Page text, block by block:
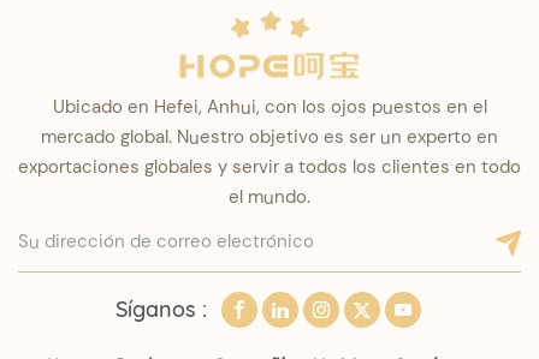
Ubicado en Hefei, Anhui, con los ojos puestos en el
mercado global. Nuestro objetivo es ser un experto en
exportaciones globales y servir a todos los clientes en todo
el mundo.
Síganos :